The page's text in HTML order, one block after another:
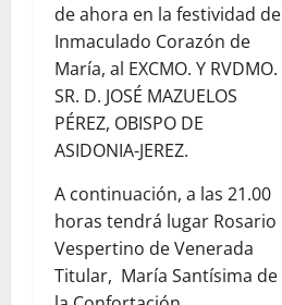
de ahora en la festividad de
Inmaculado Corazón de
María, al EXCMO. Y RVDMO.
SR. D. JOSÉ MAZUELOS
PÉREZ, OBISPO DE
ASIDONIA-JEREZ.
A continuación, a las 21.00
horas tendrá lugar Rosario
Vespertino de Venerada
Titular, María Santísima de